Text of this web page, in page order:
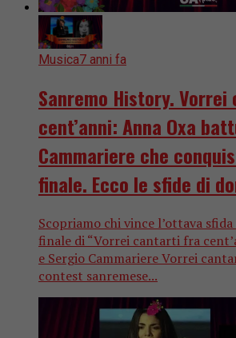
Musica7 anni fa
Sanremo History.
cent’anni: Anna Oxa
Cammariere che
finale. Ecco le sfide di
Scopriamo chi vince l’ottava
finale di “Vorrei cantarti fra
e Sergio Cammariere Vorrei
contest sanremese...